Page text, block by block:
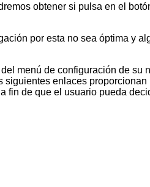
obtener si pulsa en el
por esta no sea óptima y
menú de configuración de su
enlaces
de que el usuario pueda